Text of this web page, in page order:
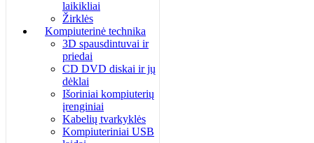
laikikliai
Žirklės
Kompiuterinė technika
3D spausdintuvai ir
priedai
CD DVD diskai ir jų
dėklai
Išoriniai kompiuterių
įrenginiai
Kabelių tvarkyklės
Kompiuteriniai USB